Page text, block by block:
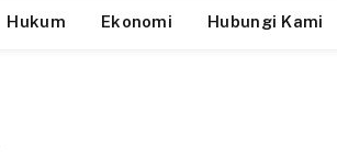
Hukum Ekonomi Hubungi Kami